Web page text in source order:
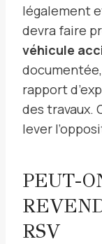
légalement
devra faire
véhicule
rapport
des travaux.
lever
PEUT-
RSV